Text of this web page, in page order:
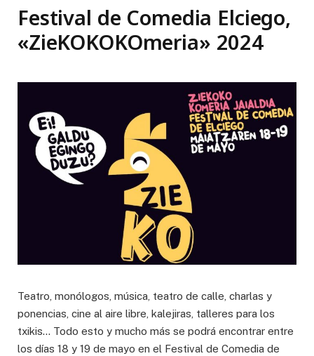
Festival de Comedia Elciego,
«ZieKOKOKOmeria» 2024
Teatro, monólogos, música, teatro de calle, charlas y
ponencias, cine al aire libre, kalejiras, talleres para los
txikis… Todo esto y mucho más se podrá encontrar entre
los días 18 y 19 de mayo en el Festival de Comedia de